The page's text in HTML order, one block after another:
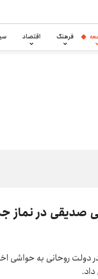
فرهنگ اقتصاد
صدیقی در نماز
دولت روحانی به حواشی